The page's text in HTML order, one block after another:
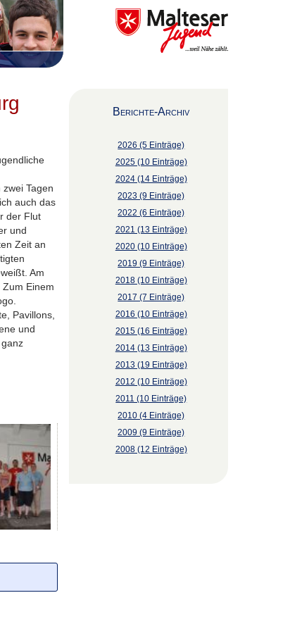
Tagen
auch das
der Flut
und
Zeit an
Am
Einem
Pavillons,
und
Berichte-Archiv
2026 (5 Einträge)
2025 (10 Einträge)
2024 (14 Einträge)
2023 (9 Einträge)
2022 (6 Einträge)
2021 (13 Einträge)
2020 (10 Einträge)
2019 (9 Einträge)
2018 (10 Einträge)
2017 (7 Einträge)
2016 (10 Einträge)
2015 (16 Einträge)
2014 (13 Einträge)
2013 (19 Einträge)
2012 (10 Einträge)
2011 (10 Einträge)
2010 (4 Einträge)
2009 (9 Einträge)
2008 (12 Einträge)